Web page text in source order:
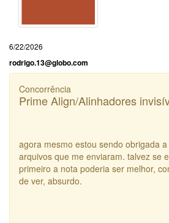
6/22/2026
rodrigo.13@globo.com
Concorrência
Prime Align/Alinhadores
agora mesmo estou sendo obrigada
arquivos que me enviaram. talvez se
primeiro a nota poderia ser melhor,
de ver, absurdo.